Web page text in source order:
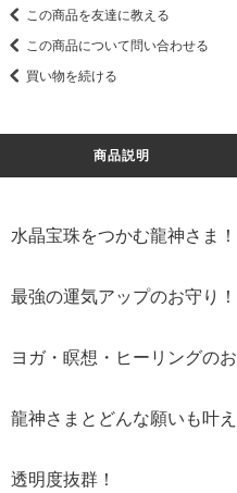
この商品を友達に教える
この商品について問い合わせる
買い物を続ける
商品説明
水晶宝珠をつかむ龍神さま！
最強の運気アップのお守り！
ヨガ・瞑想・ヒーリングのお
龍神さまとどんな願いも叶
透明度抜群！